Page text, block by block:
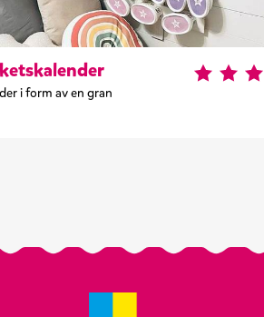
i form av en gran